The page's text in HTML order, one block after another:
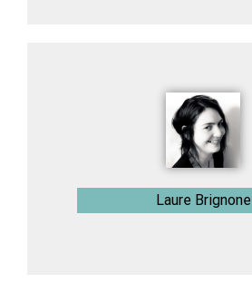
Laure Brignone